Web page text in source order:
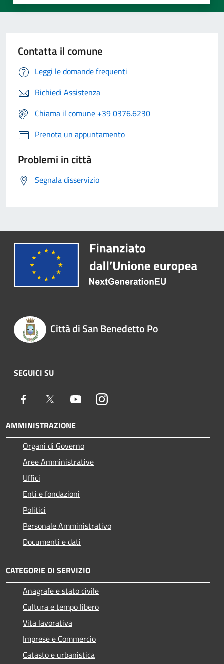
Contatta il comune
Leggi le domande frequenti
Richiedi Assistenza
Chiama il comune +39 0376.6230
Prenota un appuntamento
Problemi in città
Segnala disservizio
Città di San Benedetto Po
SEGUICI SU
Facebook Twitter YoutubeInstagram
AMMINISTRAZIONE
Organi di Governo
Aree Amministrative
Uffici
Enti e fondazioni
Politici
Personale Amministrativo
Documenti e dati
CATEGORIE DI SERVIZIO
Anagrafe e stato civile
Cultura e tempo libero
Vita lavorativa
Imprese e Commercio
Catasto e urbanistica